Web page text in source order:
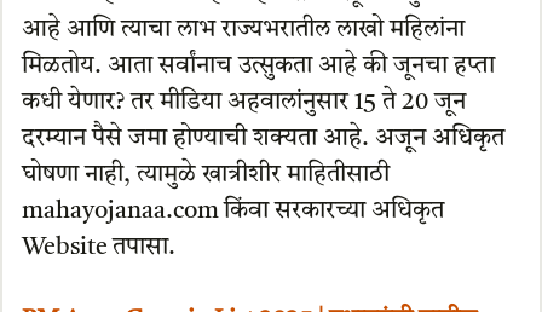
आहे आणि त्याचा लाभ राज्यभरातील लाखो महिलांना
मिळतोय. आता सर्वांनाच उत्सुकता आहे की जूनचा हप्ता
कधी येणार? तर मीडिया अहवालांनुसार 15 ते 20 जून
दरम्यान पैसे जमा होण्याची शक्यता आहे. अजून अधिकृत
घोषणा नाही, त्यामुळे खात्रीशीर माहितीसाठी
mahayojanaa.com किंवा सरकारच्या अधिकृत
Website तपासा.